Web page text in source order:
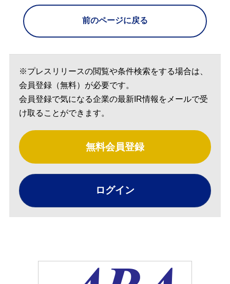
前のページに戻る
※プレスリリースの閲覧や条件検索をする場合は、
会員登録（無料）が必要です。
会員登録で気になる企業の最新IR情報をメールで受
け取ることができます。
無料会員登録
ログイン